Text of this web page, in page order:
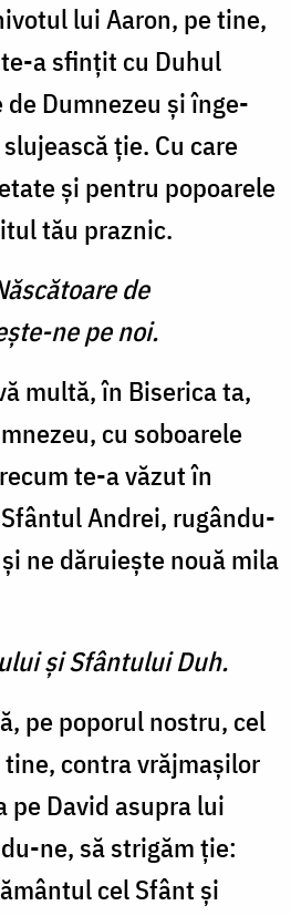
lui Aaron, pe tine,
a sfinţit cu Duhul
de Dumnezeu şi înge­
ţie. Cu care
şi pentru popoarele
tău praznic.
de
ne pe noi.
multă, în Biserica ta,
cu soboarele
te-a văzut în
An­drei, rugându-
ne dăruieşte nouă mila
şi Sfântului Duh.
pe popo­rul nostru, cel
contra vrăjmaşilor
pe David asupra lui
ne, să strigăm ţie:
cel Sfânt şi